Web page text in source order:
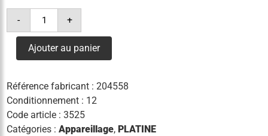
-
quantité
platine
hid-
dv
90w
cpo
c1
philips
+
Ajouter au panier
Référence fabricant :204558
Conditionnement : 12
Code article :3525
Catégories :Appareillage,PLATINE